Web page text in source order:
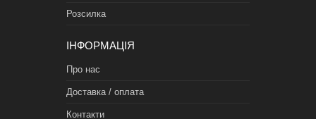
Розсилка
ІНФОРМАЦІЯ
Про нас
Доставка / оплата
Контакти